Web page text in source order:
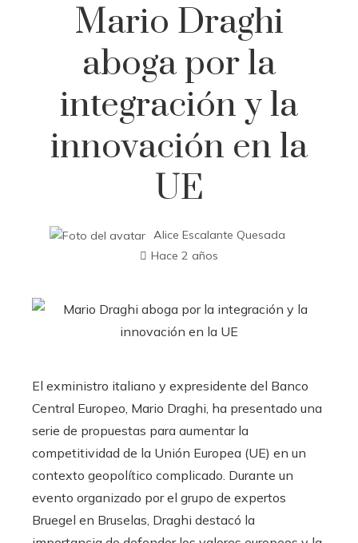
Mario Draghi
aboga por la
integración y la
innovación en la
UE
Alice Escalante Quesada
Hace 2 años
El exministro italiano y expresidente del Banco
Central Europeo, Mario Draghi, ha presentado una
serie de propuestas para aumentar la
competitividad de la Unión Europea (UE) en un
contexto geopolítico complicado. Durante un
evento organizado por el grupo de expertos
Bruegel en Bruselas, Draghi destacó la